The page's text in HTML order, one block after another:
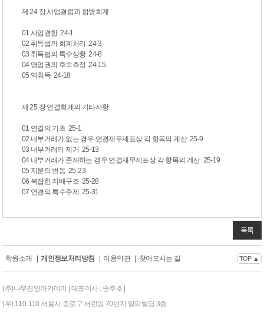
제 24 장 사업결합과 합병회계
01 사업결합 24-1
02 취득법의 회계처리 24-3
03 취득법의 특수상황 24-8
04 영업권의 후속측정 24-15
05 역취득 24-18
제 25 장 연결회계의 기타사항
01 연결의 기초 25-1
02 내부거래가 없는 경우 연결재무제표상 각 항목의 계산 25-9
03 내부거래의 제거 25-13
04 내부거래가 존재하는 경우 연결재무제표상 각 항목의 계산 25-19
05 지분의 변동 25-23
06 복잡한 지배구조 25-28
07 연결의 특수주제 25-31
목록
학원소개 개인정보처리방침 이용약관 찾아오시는 길 TOP ▲
(주)나무경영아카데미 | 대표이사 : 송주호 |
(우) 110-110 서울시 종로구 서린동 70번지 알파빌딩 3층